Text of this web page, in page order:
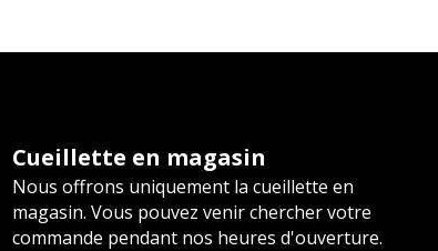
Cueillette en magasin
Nous offrons uniquement la cueillette en
magasin. Vous pouvez venir chercher votre
commande pendant nos heures d'ouverture.